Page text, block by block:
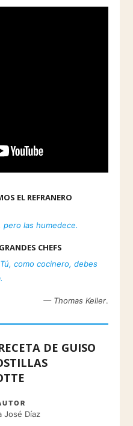
EL REFRANERO
pero las humedece.
CHEFS
como cocinero, debes
— Thomas Keller.
DE GUISO
José Díaz